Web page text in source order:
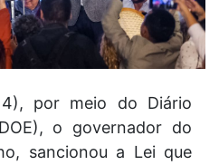
por meio do Diário
o governador do
sancionou a Lei que